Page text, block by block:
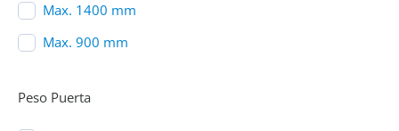
Max. 1400 mm
Max. 900 mm
Peso Puerta